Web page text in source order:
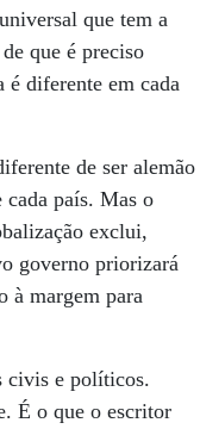
que tem a
que é preciso
é diferente em cada
de ser alemão
país. Mas o
exclui,
governo priorizará
à margem para
civis e políticos.
É o que o escritor